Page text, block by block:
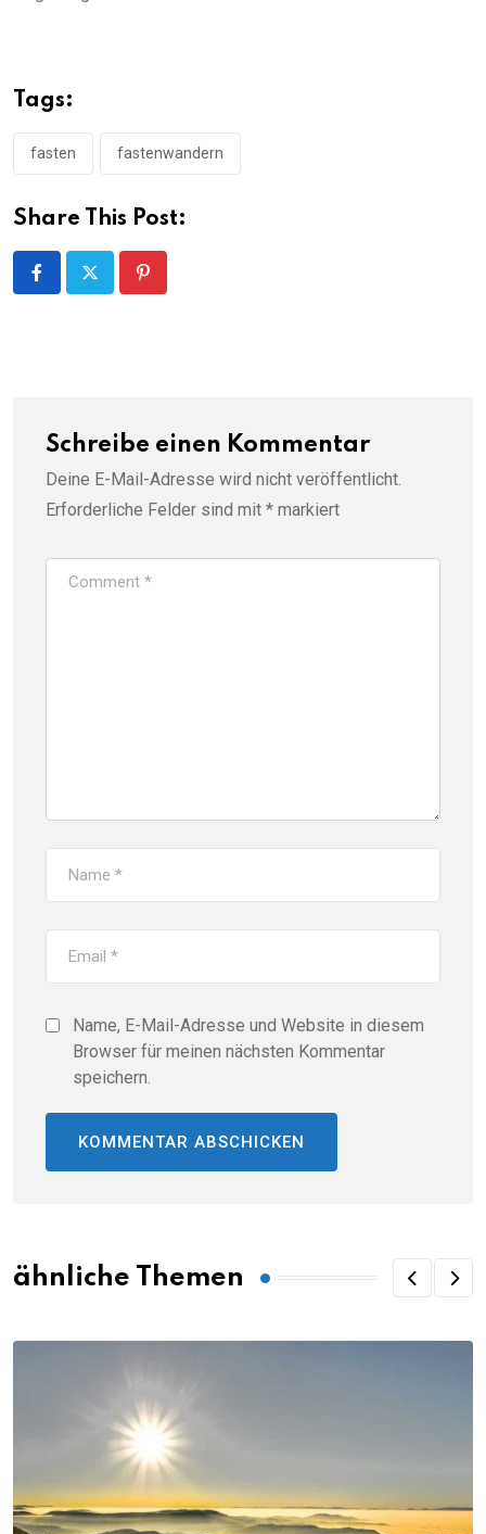
Tags:
fasten fastenwandern
Share This Post:
Schreibe einen Kommentar
Deine E-Mail-Adresse wird nicht veröffentlicht.
Erforderliche Felder sind mit * markiert
Name, E-Mail-Adresse und Website in diesem
Browser für meinen nächsten Kommentar
speichern.
ähnliche Themen